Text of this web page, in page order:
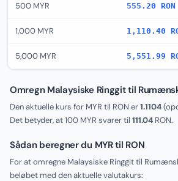
500 MYR 555.20 RON
1,000 MYR 1,110.40
5,000 MYR 5,551.99
Omregn Malaysiske Ringgit til
Den aktuelle kurs for MYR til RON er1.1104
Det betyder, at 100 MYR svarer til 111.04 RON.
Sådan beregner du MYR til RON
For at omregne Malaysiske Ringgit til
beløbet med den aktuelle valutakurs: